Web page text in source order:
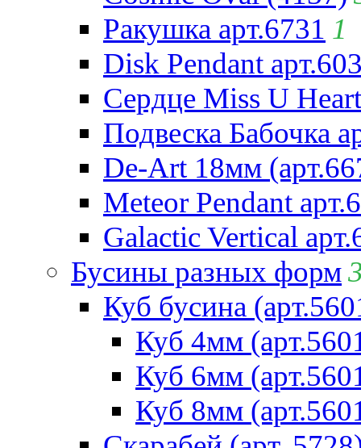
Ракушка арт.6731 1
Disk Pendant
Сердце Miss U
Подвеска Бабочка
De-Art 18мм
Meteor Pendant
Galactic Vertical
Бусины разных форм
Куб бусина
Куб 4мм
Куб 6мм
Куб 8мм